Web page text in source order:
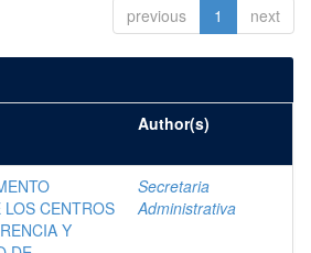
previous 1 next
Author(s)
CENTROS
Y
Secretaria
Administrativa